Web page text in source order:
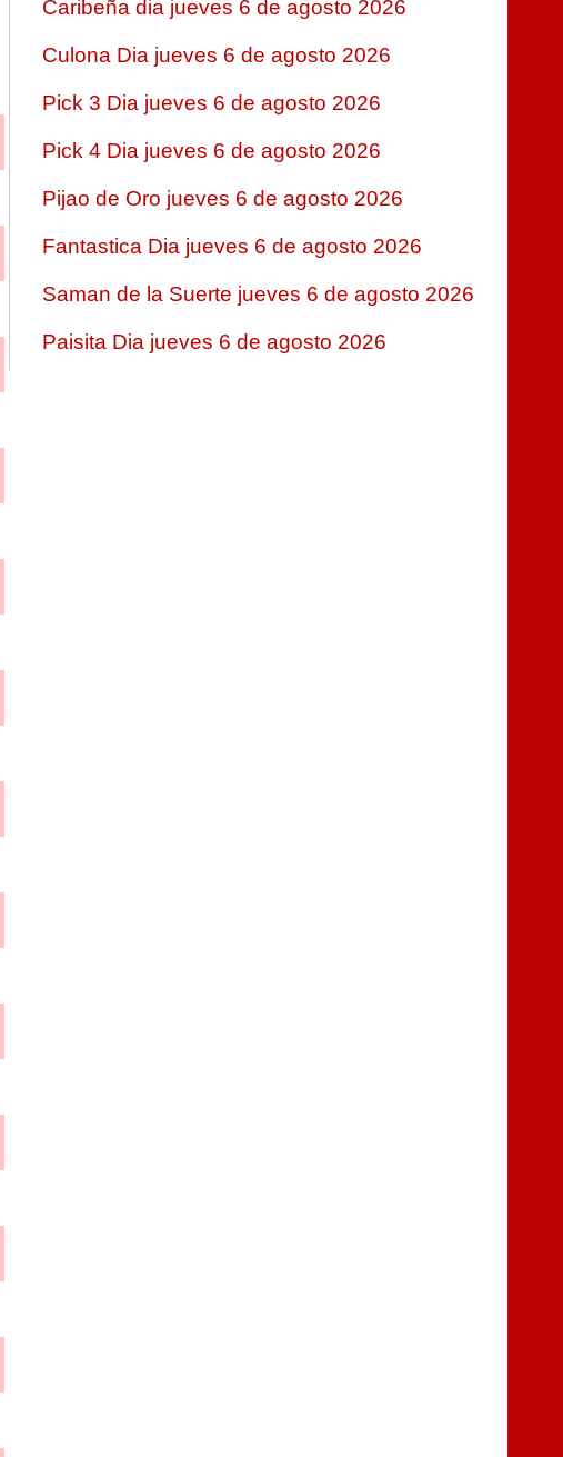
Caribeña dia jueves 6 de agosto 2026
Culona Dia jueves 6 de agosto 2026
Pick 3 Dia jueves 6 de agosto 2026
Pick 4 Dia jueves 6 de agosto 2026
Pijao de Oro jueves 6 de agosto 2026
Fantastica Dia jueves 6 de agosto 2026
Saman de la Suerte jueves 6 de agosto 2026
Paisita Dia jueves 6 de agosto 2026